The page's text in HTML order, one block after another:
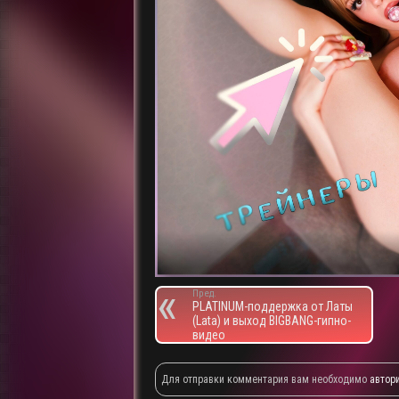
Пред.
PLATINUM-поддержка от Латы
(Lata) и выход BIGBANG-гипно-
видео
Для отправки комментария вам необходимо